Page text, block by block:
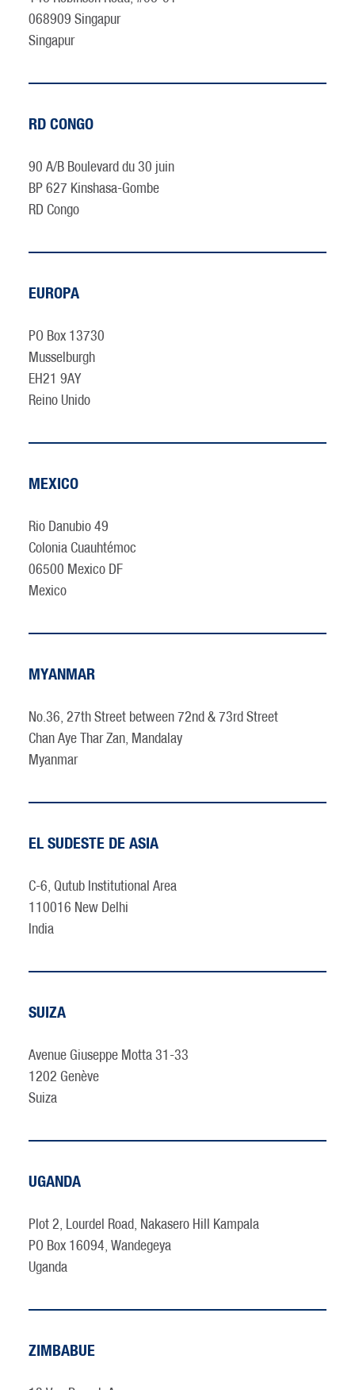
068909 Singapur
Singapur
RD CONGO
90 A/B Boulevard du 30 juin
BP 627 Kinshasa-Gombe
RD Congo
EUROPA
PO Box 13730
Musselburgh
EH21 9AY
Reino Unido
MEXICO
Rio Danubio 49
Colonia Cuauhtémoc
06500 Mexico DF
Mexico
MYANMAR
No.36, 27th Street between 72nd & 73rd Street
Chan Aye Thar Zan, Mandalay
Myanmar
EL SUDESTE DE ASIA
C-6, Qutub Institutional Area
110016 New Delhi
India
SUIZA
Avenue Giuseppe Motta 31-33
1202 Genève
Suiza
UGANDA
Plot 2, Lourdel Road, Nakasero Hill Kampala
PO Box 16094, Wandegeya
Uganda
ZIMBABUE